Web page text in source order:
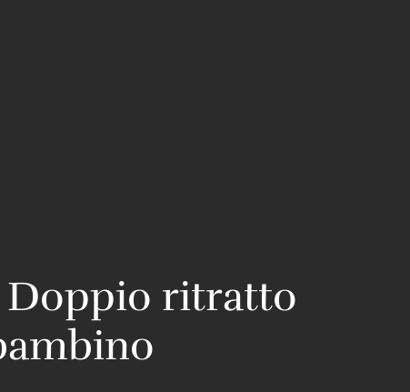
Doppio ritratto